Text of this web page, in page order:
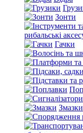
Зонти
рибальські
Гачки
Змазки